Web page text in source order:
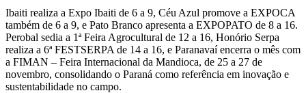
Ibaiti realiza a Expo Ibaiti de 6 a 9, Céu Azul promove a EXPOCA
também de 6 a 9, e Pato Branco apresenta a EXPOPATO de 8 a 16.
Perobal sedia a 1ª Feira Agrocultural de 12 a 16, Honório Serpa
realiza a 6ª FESTSERPA de 14 a 16, e Paranavaí encerra o mês com
a FIMAN – Feira Internacional da Mandioca, de 25 a 27 de
novembro, consolidando o Paraná como referência em inovação e
sustentabilidade no campo.